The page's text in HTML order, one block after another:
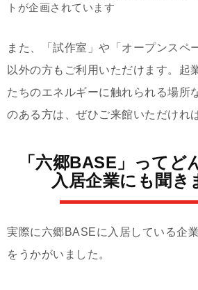
トが企画されています
また、「試作室」や「オープンスペ
以外の方もご利用いただけます。起
たちのエネルギーに触れられる場所
のある方は、ぜひご来館いただけれ
「六郷BASE」ってど
入居企業にも聞き
実際に六郷BASEに入居している企
をうかがいました。